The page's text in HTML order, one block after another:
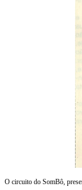
O circuito do SomBô,